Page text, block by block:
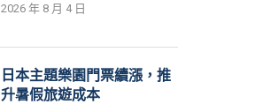
2026 年 8 月 4 日
日本主題樂園門票續漲，推
升暑假旅遊成本